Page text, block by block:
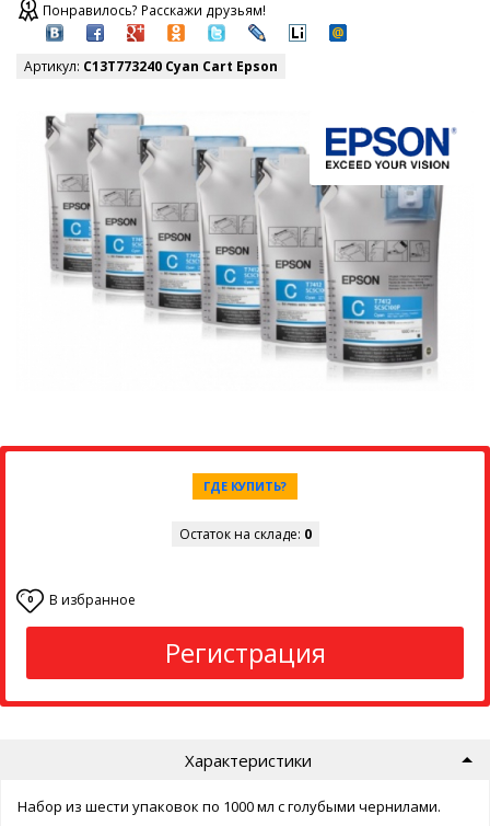
Понравилось? Расскажи друзьям!
Артикул: C13T773240 Cyan Cart Epson
ГДЕ КУПИТЬ?
Остаток на складе: 0
0 В избранное
Регистрация
Характеристики
Набор из шести упаковок по 1000 мл с голубыми чернилами.